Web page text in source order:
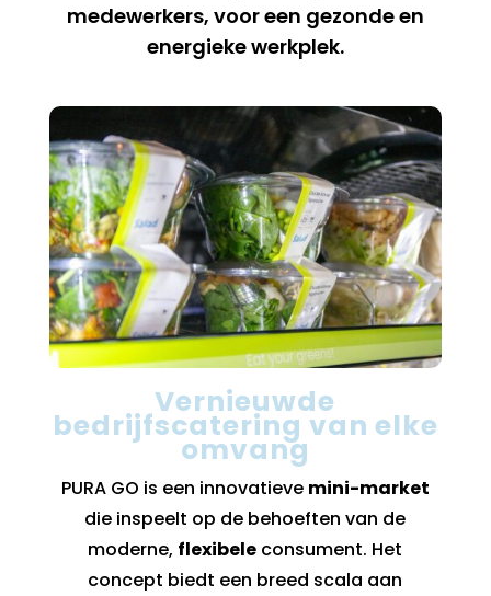
medewerkers, voor een gezonde en
energieke werkplek.
Vernieuwde
bedrijfscatering van elke
omvang
PURA GO is een innovatieve mini-market
die inspeelt op de behoeften van de
moderne, flexibele consument. Het
concept biedt een breed scala aan